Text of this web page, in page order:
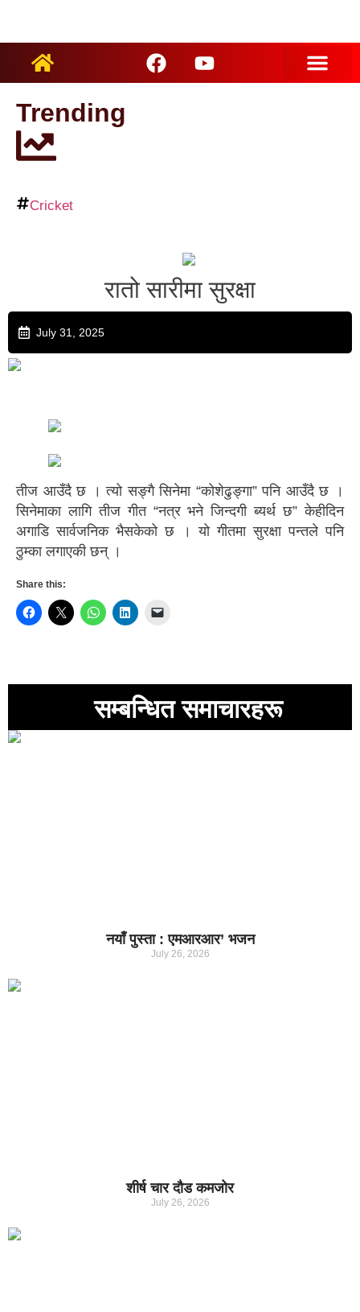
Trending
Cricket
रातो सारीमा सुरक्षा
July 31, 2025
तीज आउँदै छ । त्यो सङ्गै सिनेमा “कोशेढुङ्गा” पनि आउँदै छ ।
सिनेमाका लागि तीज गीत “नत्र भने जिन्दगी ब्यर्थ छ” केहीदिन
अगाडि सार्वजनिक भैसकेको छ । यो गीतमा सुरक्षा पन्तले पनि
ठुम्का लगाएकी छन् ।
Share this:
सम्बन्धित समाचारहरू
नयाँ पुस्ता : एमआरआर’ भजन
July 26, 2026
शीर्ष चार दौड कमजोर
July 26, 2026